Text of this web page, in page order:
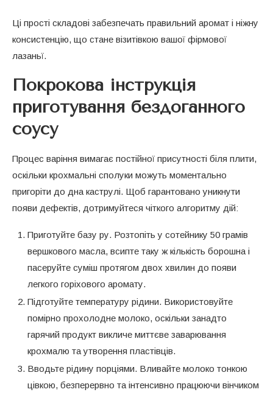
Ці прості складові забезпечать правильний аромат і ніжну
консистенцію, що стане візитівкою вашої фірмової
лазаньї.
Покрокова інструкція
приготування бездоганного
соусу
Процес варіння вимагає постійної присутності біля плити,
оскільки крохмальні сполуки можуть моментально
пригоріти до дна каструлі. Щоб гарантовано уникнути
появи дефектів, дотримуйтеся чіткого алгоритму дій:
Приготуйте базу ру. Розтопіть у сотейнику 50 грамів
вершкового масла, всипте таку ж кількість борошна і
пасеруйте суміш протягом двох хвилин до появи
легкого горіхового аромату.
Підготуйте температуру рідини. Використовуйте
помірно прохолодне молоко, оскільки занадто
гарячий продукт викличе миттєве заварювання
крохмалю та утворення пластівців.
Вводьте рідину порціями. Вливайте молоко тонкою
цівкою, безперервно та інтенсивно працюючи вінчиком